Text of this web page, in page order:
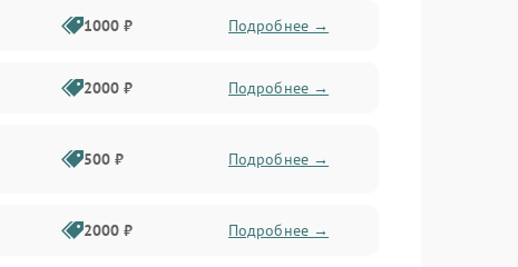
1000 ₽ Подробнее →
2000 ₽ Подробнее →
500 ₽ Подробнее →
2000 ₽ Подробнее →